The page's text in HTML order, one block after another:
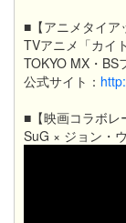
■【アニメタイア
TVアニメ「カイ
TOKYO MX・BS
公式サイト：
■【映画コラボレ
SuG × ジョン・